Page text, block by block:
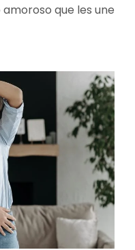
que les une